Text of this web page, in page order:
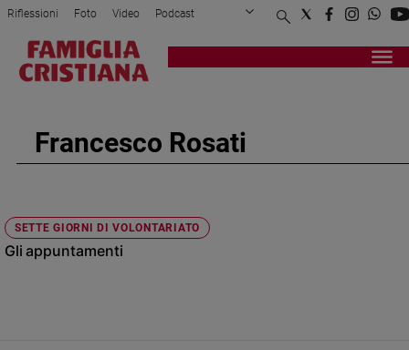
Attualità
Politica
Mondo
e
giustizia
Riflessioni Foto Video Podcast
Privacy Policy Chi siamo
Registrati Redazione
Francesco Rosati
SETTE GIORNI DI VOLONTARIATO
Gli appuntamenti